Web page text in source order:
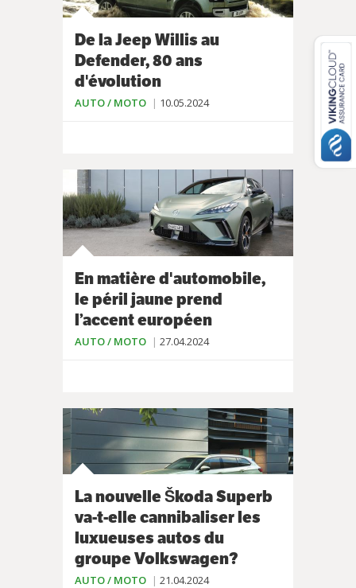
De la Jeep Willis au
Defender, 80 ans
d'évolution
AUTO / MOTO 10.05.2024
En matière d'automobile,
le péril jaune prend
l’accent européen
AUTO / MOTO 27.04.2024
La nouvelle Škoda Superb
va-t-elle cannibaliser les
luxueuses autos du
groupe Volkswagen?
AUTO / MOTO 21.04.2024